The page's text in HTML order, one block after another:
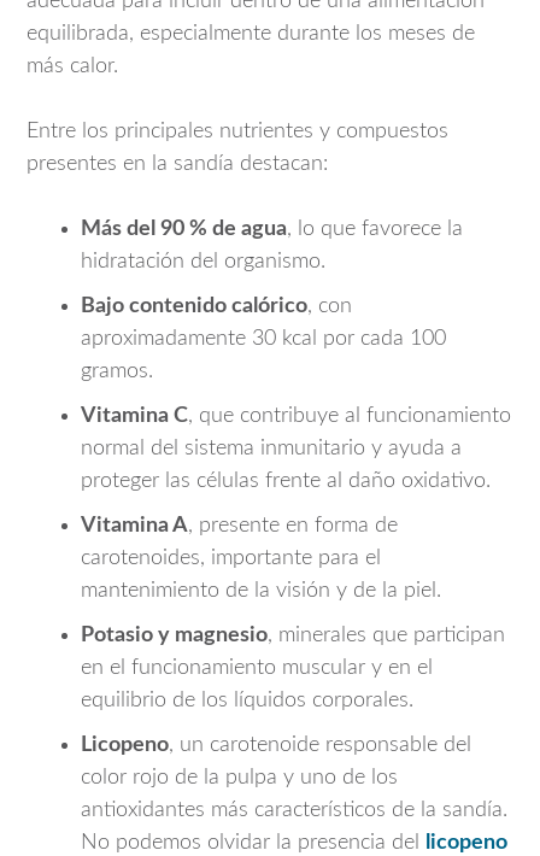
equilibrada, especialmente durante los meses de
más calor.
Entre los principales nutrientes y compuestos
presentes en la sandía destacan:
Más del 90 % de agua, lo que favorece la
hidratación del organismo.
Bajo contenido calórico, con
aproximadamente 30 kcal por cada 100
gramos.
Vitamina C, que contribuye al funcionamiento
normal del sistema inmunitario y ayuda a
proteger las células frente al daño oxidativo.
Vitamina A, presente en forma de
carotenoides, importante para el
mantenimiento de la visión y de la piel.
Potasio y magnesio, minerales que participan
en el funcionamiento muscular y en el
equilibrio de los líquidos corporales.
Licopeno, un carotenoide responsable del
color rojo de la pulpa y uno de los
antioxidantes más característicos de la sandía.
No podemos olvidar la presencia del
licopeno